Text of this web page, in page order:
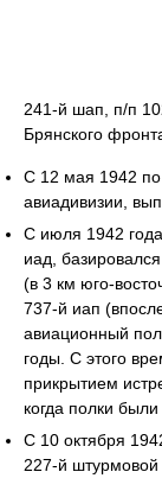
241-й шап, п/п
Брянского
С 12 мая 1942
авиадивизии,
С июля 1942
иад,
(в 3 км юго-
737-й иап
авиационный
годы. С этого
прикрытием
когда полки
С 10 октября
227-й штурмовой